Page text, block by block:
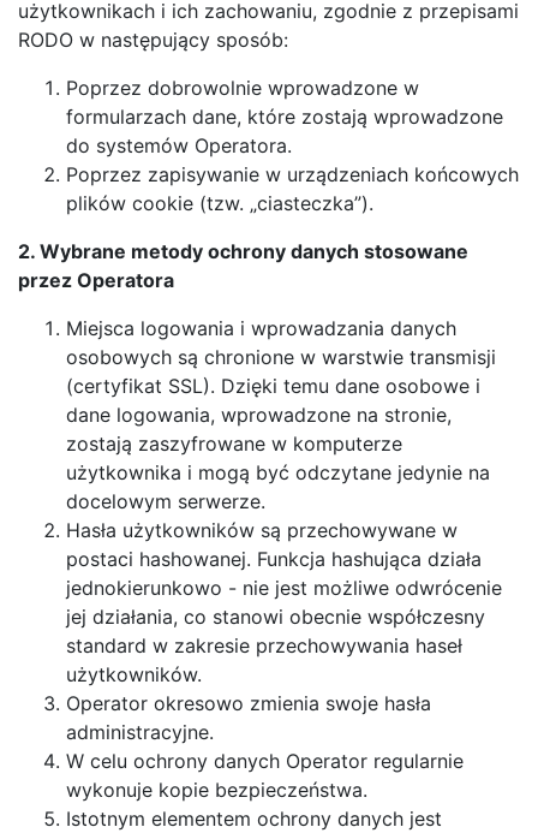
użytkownikach i ich zachowaniu, zgodnie z przepisami
RODO w następujący sposób:
Poprzez dobrowolnie wprowadzone w
formularzach dane, które zostają wprowadzone
do systemów Operatora.
Poprzez zapisywanie w urządzeniach końcowych
plików cookie (tzw. „ciasteczka”).
2. Wybrane metody ochrony danych stosowane
przez Operatora
Miejsca logowania i wprowadzania danych
osobowych są chronione w warstwie transmisji
(certyfikat SSL). Dzięki temu dane osobowe i
dane logowania, wprowadzone na stronie,
zostają zaszyfrowane w komputerze
użytkownika i mogą być odczytane jedynie na
docelowym serwerze.
Hasła użytkowników są przechowywane w
postaci hashowanej. Funkcja hashująca działa
jednokierunkowo - nie jest możliwe odwrócenie
jej działania, co stanowi obecnie współczesny
standard w zakresie przechowywania haseł
użytkowników.
Operator okresowo zmienia swoje hasła
administracyjne.
W celu ochrony danych Operator regularnie
wykonuje kopie bezpieczeństwa.
Istotnym elementem ochrony danych jest